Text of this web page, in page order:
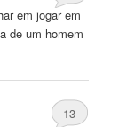
em jogar em
de um homem
13